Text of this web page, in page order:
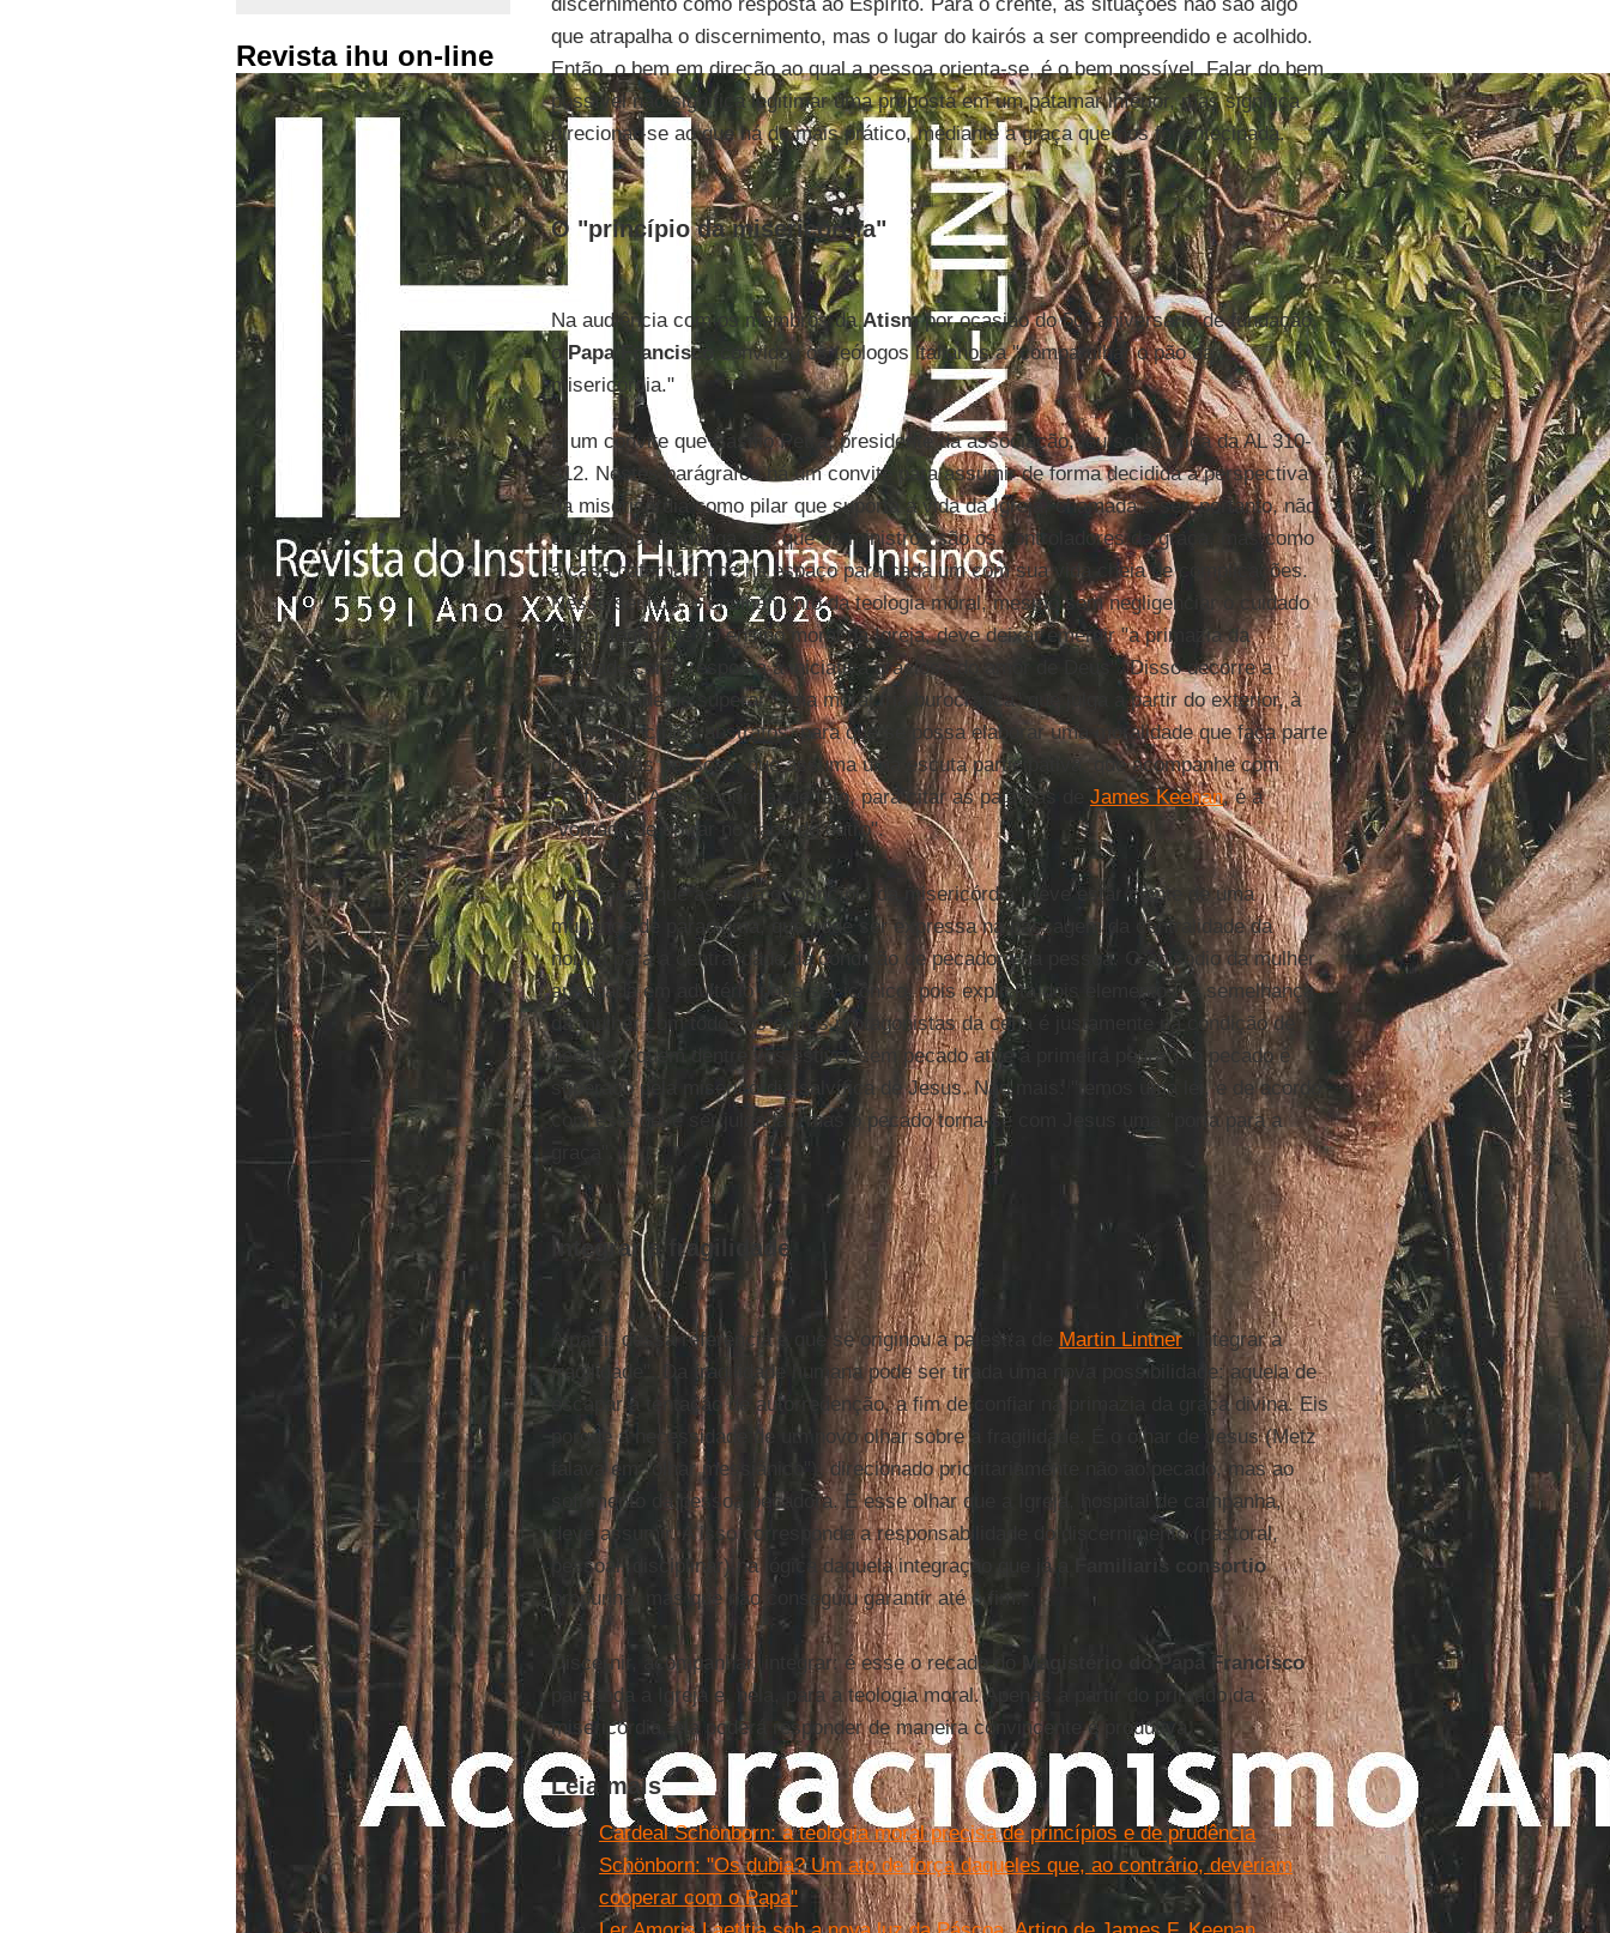
Revista ihu on-line
que atrapalha o discernimento, mas o lugar do kairós a ser compreendido e acolhido.
Então, o bem em direção ao qual a pessoa orienta-se, é o bem possível. Falar do bem
possível não significa legitimar uma proposta em um patamar inferior, mas significa
direcionar-se ao que há de mais prático, mediante a graça que nos foi antecipada.
O "princípio da misericórdia"
Na audiência com os membros daAtismpor ocasião do 50º aniversário de fundação,
o Papa Francisco convidou os teólogos italianos a "compartilhar o pão da
misericórdia."
É um convite que Basílio Petra, presidente da associação, leu sob a ótica da AL 310-
312. Nestes parágrafos há um convite para assumir de forma decidida a perspectiva
da misericórdia como pilar que suporta a vida da Igreja, chamada a ser, portanto, não
como uma alfândega, em que os ministros são os controladores da graça, mas como
a casa paterna, onde há espaço para cada um com sua vida cheia de complicações.
Nesse sentido, o ensinamento da teologia moral, mesmo sem negligenciar o cuidado
pela integridade do ensino moral da Igreja, deve deixar emergir "a primazia da
caridade como resposta à iniciativa graciosa do amor de Deus". Disso decorre a
necessidade de superar "uma moral fria burocrática" que julga a partir do exterior, à
luz de princípios abstratos, para que se possa elaborar uma moralidade que faça parte
da vida das pessoas, que assuma uma escuta participativa, que acompanhe com
confiança. A misericórdia, de fato, para citar as palavras de James Keenan, é a
"vontade de entrar no caos do outro".
Uma moral que assuma o "princípio da misericórdia" deve estar ciente de uma
mudança de paradigma, que pode ser expressa na passagem da centralidade da
norma para a centralidade da condição de pecadora da pessoa. O episódio da mulher
apanhada em adultério pode ser icônico, pois explicita dois elementos: a semelhança
da mulher com todos os outros protagonistas da cena é justamente na condição de
pecado ("quem dentre vós estiver sem pecado atire a primeira pedra"); o pecado é
superado pela misericórdia salvífica de Jesus. Não mais: "temos uma lei, e de acordo
com esta deve ser julgada", mas o pecado torna-se com Jesus uma "porta para a
Integrar a fragilidade
A partir dessa referência é que se originou a palestra de Martin Lintner"Integrar a
fragilidade". Da fragilidade humana pode ser tirada uma nova possibilidade: aquela de
escapar à tentação de autorredenção, a fim de confiar na primazia da graça divina. Eis
porque a necessidade de um novo olhar sobre a fragilidade. É o olhar de Jesus (Metz
falava em "olhar messiânico"), direcionado prioritariamente não ao pecado, mas ao
sofrimento da pessoa pecadora. É esse olhar que a Igreja, hospital de campanha,
deve assumir. A isso corresponde a responsabilidade do discernimento (pastoral,
pessoal, disciplinar) na lógica daquela integração que já a
Familiaris consortio
propunha, mas que não conseguiu garantir até o fim.
Discernir, acompanhar, integrar: é esse o recado do
Magistério do Papa Francisco
para toda a Igreja e, nela, para a teologia moral. Apenas a partir do primado da
misericórdia, ela poderá responder de maneira convincente e produtiva.
Leia mais
Cardeal Schönborn: a teologia moral precisa de princípios e de prudência
Schönborn: "Os dubia? Um ato de força daqueles que, ao contrário, deveriam
cooperar com o Papa"